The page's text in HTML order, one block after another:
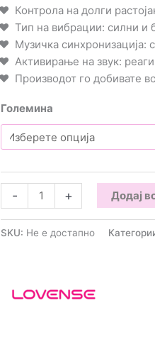
Контрола на долги
Тип на вибрации: силни и
Музичка синхронизација:
Активирање на звук:
Производот го добивате
Големина
-
Lovense
-
Hush
количина
+ Додај
SKU: Не е достапно